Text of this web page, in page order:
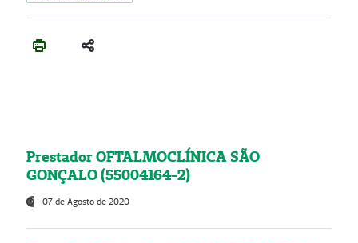
Prestador OFTALMOCLÍNICA SÃO
GONÇALO (55004164-2)
07 de Agosto de 2020